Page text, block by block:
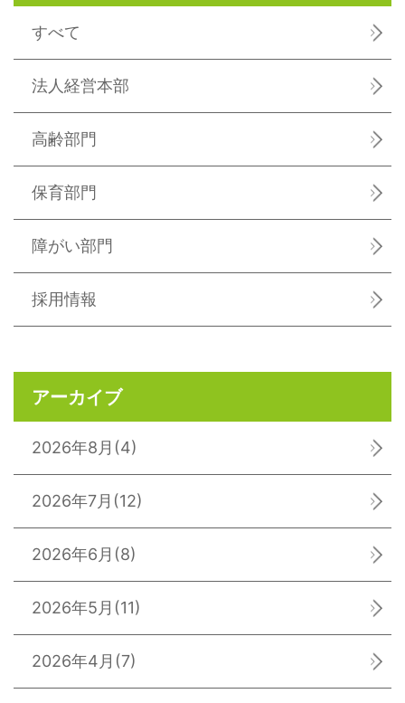
すべて
法人経営本部
高齢部門
保育部門
障がい部門
採用情報
アーカイブ
2026年8月 (4)
2026年7月 (12)
2026年6月 (8)
2026年5月 (11)
2026年4月 (7)